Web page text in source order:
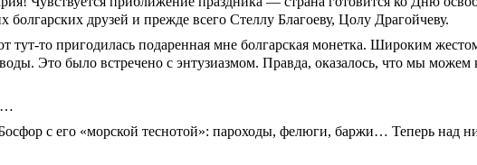
друзей и прежде всего Стеллу Благоеву, Цолу Драгойчеву.
то пригодилась подаренная мне болгарская монетка. Широким
Это было встречено с энтузиазмом. Правда, оказалось, что мы
с его «морской теснотой»: пароходы, фелюги, баржи… Теперь над